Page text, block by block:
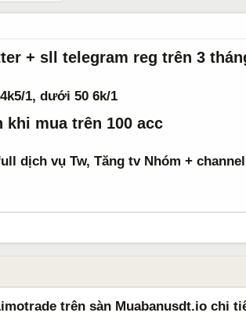
+ sll telegram reg trên 3
1, dưới 50 6k/1
mua trên 100 acc
dịch vụ Tw, Tăng tv Nhóm +
trên sàn Muabanusdt.io chi